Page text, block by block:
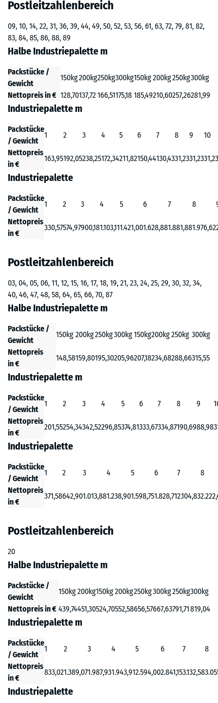
Postleitzahlenbereich
09, 10, 14, 22, 31, 36, 39, 44, 49, 50, 52, 53, 56, 61, 63, 72, 79, 81, 82,
83, 84, 85, 86, 88, 89
Halbe Industriepalette m
Packstücke /
Gewicht
150kg200kg250kg300kg150kg200kg250kg300kg
Nettopreis in € 128,70137,72166,51175,18 185,49210,60257,26281,99
Industriepalette m
Packstücke
/ Gewicht
1 2 3 4 5 6 7 8 9
10
Nettopreis
in €
163,95192,05238,25172,34211,82150,44130,4331,2331,2331,23
Industriepalette
Packstücke
/ Gewicht
1 2 3 4 5 6 7 8
Nettopreis
in €
330,57574,97900,181.103,111.421,001.628,881.881,881.976,62
Postleitzahlenbereich
03, 04, 05, 06, 11, 12, 15, 16, 17, 18, 19, 21, 23, 24, 25, 29, 30, 32, 34,
40, 46, 47, 48, 58, 64, 65, 66, 70, 87
Halbe Industriepalette m
Packstücke /
Gewicht
150kg 200kg250kg300kg150kg200kg250kg 300kg
Nettopreis
in €
148,58159,80195,30205,96207,18234,68288,66315,55
Industriepalette m
Packstücke
/ Gewicht
1 2 3 4 5 6 7 8 9
Nettopreis
in €
201,55254,34342,52296,85374,81333,67334,87190,6988,98
Industriepalette
Packstücke
/ Gewicht
1 2 3 4 5 6 7
8
Nettopreis
in €
371,58642,901.013,881.238,901.598,751.828,712.104,83
Postleitzahlenbereich
20
Halbe Industriepalette m
Packstücke /
Gewicht
150kg200kg150kg200kg250kg300kg250kg300kg
Nettopreis in € 439,74451,30524,70552,58656,57667,63791,71819,04
Industriepalette m
Packstücke
/ Gewicht
1 2 3 4 5 6 7
8
Nettopreis
in €
833,021.389,071.987,931.943,912.594,002.841,153.132,58
Industriepalette